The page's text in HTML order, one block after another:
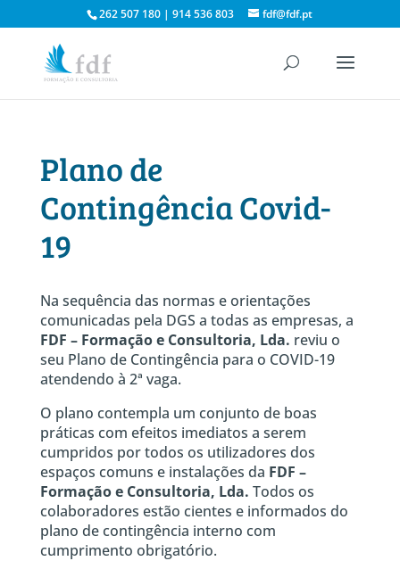
262 507 180 | 914 536 803 fdf@fdf.pt
Plano de
Contingência Covid-
19
Na sequência das normas e orientações
comunicadas pela DGS a todas as empresas, a
FDF – Formação e Consultoria, Lda. reviu o
seu Plano de Contingência para o COVID-19
atendendo à 2ª vaga.
O plano contempla um conjunto de boas
práticas com efeitos imediatos a serem
cumpridos por todos os utilizadores dos
espaços comuns e instalações da FDF –
Formação e Consultoria, Lda. Todos os
colaboradores estão cientes e informados do
plano de contingência interno com
cumprimento obrigatório.